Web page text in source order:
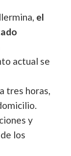
el
actual se
tres horas,
y
los